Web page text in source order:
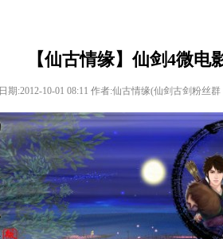
【仙古情缘】仙剑4微电
日期:2012-10-01 08:11 作者:仙古情缘(仙剑古剑粉丝